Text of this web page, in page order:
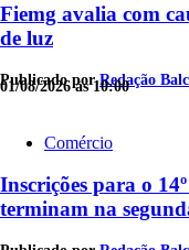
Fiemg avalia com
de luz
Publicado porRedação
01/08/2026 às 10:00
Comércio
Inscrições para o
terminam na